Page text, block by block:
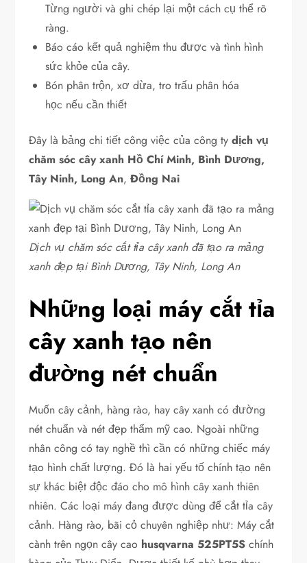
Từng người và ghi chép lại một cách cụ thể rõ
ràng.
Báo cáo kết quả nghiệm thu được và tình hình
sức khỏe của cây.
Bón phân trộn, xơ dừa, tro trấu phân hóa
học nếu cần thiết
Đây là bảng chi tiết công việc của công tydịch vụ
chăm sóc cây xanh Hồ Chí Minh, Bình Dương,
Tây Ninh, Long An,Đồng Nai
Dịch vụ chăm sóc cắt tỉa cây xanh đã tạo ra mảng
xanh đẹp tại Bình Dương, Tây Ninh, Long An
Những loại máy cắt tỉa
cây xanh tạo nên
đường nét chuẩn
Muốn cây cảnh, hàng rào, hay cây xanh có đường
nét chuẩn và nét đẹp thẩm mỹ cao. Ngoài những
nhân công có tay nghề thì cần có những chiếc máy
tạo hình chất lượng. Đó là hai yếu tố chính tạo nên
sự khác biệt độc đáo cho mô hình cây xanh thiên
nhiên. Các loại máy đang được dùng để cắt tỉa cây
cảnh. Hàng rào, bãi cỏ chuyên nghiệp như: Máy cắt
cành trên ngọn cây cao husqvarna 525PT5Schính